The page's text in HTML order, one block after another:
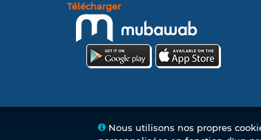
Télécharger
Nous utilisons nos propres